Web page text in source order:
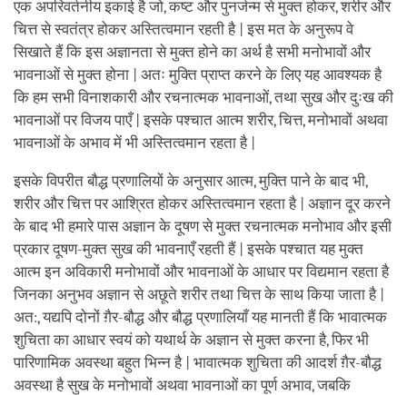
एक अपरिवर्तनीय इकाई है जो, कष्ट और पुनर्जन्म से मुक्त होकर, शरीर और
चित्त से स्वतंत्र होकर अस्तित्वमान रहती है | इस मत के अनुरूप वे
सिखाते हैं कि इस अज्ञानता से मुक्त होने का अर्थ है सभी मनोभावों और
भावनाओं से मुक्त होना | अतः मुक्ति प्राप्त करने के लिए यह आवश्यक है
कि हम सभी विनाशकारी और रचनात्मक भावनाओं, तथा सुख और दुःख की
भावनाओं पर विजय पाएँ | इसके पश्चात आत्म शरीर, चित्त, मनोभावों अथवा
भावनाओं के अभाव में भी अस्तित्वमान रहता है |
इसके विपरीत बौद्ध प्रणालियों के अनुसार आत्म, मुक्ति पाने के बाद भी,
शरीर और चित्त पर आश्रित होकर अस्तित्वमान रहता है | अज्ञान दूर करने
के बाद भी हमारे पास अज्ञान के दूषण से मुक्त रचनात्मक मनोभाव और इसी
प्रकार दूषण-मुक्त सुख की भावनाएँ रहती हैं | इसके पश्चात यह मुक्त
आत्म इन अविकारी मनोभावों और भावनाओं के आधार पर विद्यमान रहता है
जिनका अनुभव अज्ञान से अछूते शरीर तथा चित्त के साथ किया जाता है |
अत:, यद्यपि दोनों ग़ैर-बौद्ध और बौद्ध प्रणालियाँ यह मानती हैं कि भावात्मक
शुचिता का आधार स्वयं को यथार्थ के अज्ञान से मुक्त करना है, फिर भी
पारिणामिक अवस्था बहुत भिन्न है | भावात्मक शुचिता की आदर्श ग़ैर-बौद्ध
अवस्था है सुख के मनोभावों अथवा भावनाओं का पूर्ण अभाव, जबकि